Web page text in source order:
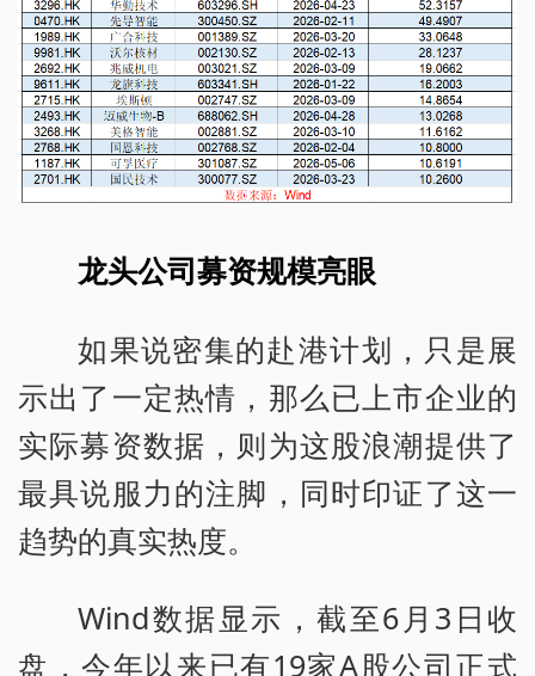
龙头公司募资规模亮眼
如果说密集的赴港计划，只是展
示出了一定热情，那么已上市企业的
实际募资数据，则为这股浪潮提供了
最具说服力的注脚，同时印证了这一
趋势的真实热度。
Wind数据显示，截至6月3日收
盘，今年以来已有19家A股公司正式